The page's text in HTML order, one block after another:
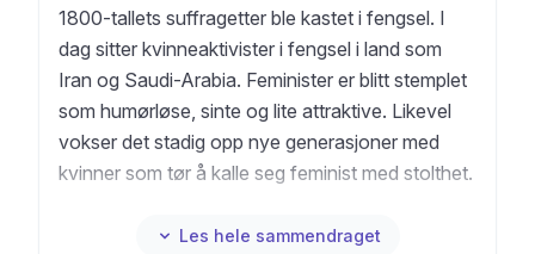
1800-tallets suffragetter ble kastet i fengsel. I
dag sitter kvinneaktivister i fengsel i land som
Iran og Saudi-Arabia. Feminister er blitt stemplet
som humørløse, sinte og lite attraktive. Likevel
vokser det stadig opp nye generasjoner med
kvinner som tør å kalle seg feminist med stolthet.
Jordahl har markert som dyktige formidlere av
Les hele sammendraget